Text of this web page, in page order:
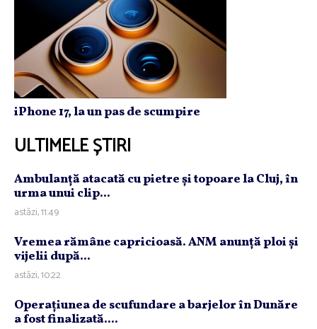
iPhone 17, la un pas de scumpire
ULTIMELE ȘTIRI
Ambulanţă atacată cu pietre şi topoare la Cluj, în
urma unui clip...
astăzi, 11:49
Vremea rămâne capricioasă. ANM anunţă ploi şi
vijelii după...
astăzi, 10:22
Operaţiunea de scufundare a barjelor în Dunăre
a fost finalizată....